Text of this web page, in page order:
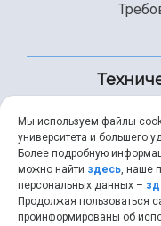
Мы используем файлы
университета и большего
Более подробную
можно найти здесь, наше
персональных данных –
Продолжая пользоваться
проинформированы об